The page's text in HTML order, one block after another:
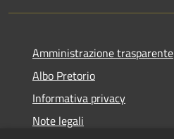
Amministrazione trasparente
Albo Pretorio
Informativa privacy
Note legali